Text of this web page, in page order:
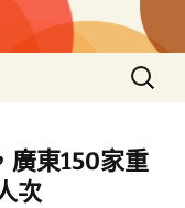
搜
尋
鍵
字:
廣東150家重
次